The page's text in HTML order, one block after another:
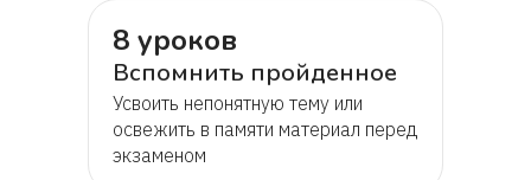
8 уроков
Вспомнить пройденное
Усвоить непонятную тему или
освежить в памяти материал перед
экзаменом